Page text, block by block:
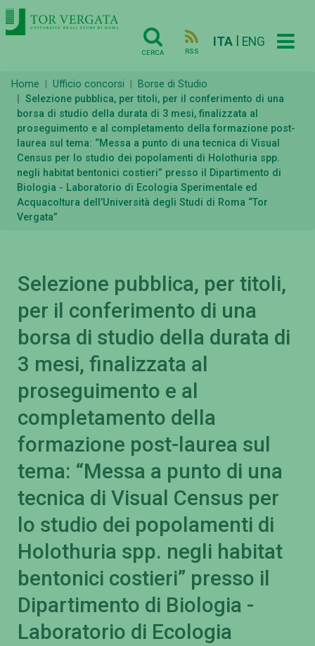
CERCA RSS
ITA ENG
Home Ufficio concorsi
Borse di Studio
Selezione pubblica, per titoli, per il conferimento di una
borsa di studio della durata di 3 mesi, finalizzata al
proseguimento e al completamento della formazione post-
laurea sul tema: “Messa a punto di una tecnica di Visual
Census per lo studio dei popolamenti di Holothuria spp.
negli habitat bentonici costieri” presso il Dipartimento di
Biologia - Laboratorio di Ecologia Sperimentale ed
Acquacoltura dell’Università degli Studi di Roma “Tor
Vergata”
Selezione pubblica, per titoli,
per il conferimento di una
borsa di studio della durata di
3 mesi, finalizzata al
proseguimento e al
completamento della
formazione post-laurea sul
tema: “Messa a punto di una
tecnica di Visual Census per
lo studio dei popolamenti di
Holothuria spp. negli habitat
bentonici costieri” presso il
Dipartimento di Biologia -
Laboratorio di Ecologia